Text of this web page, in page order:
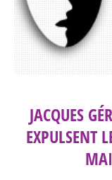
JACQUES
EXPULSENT